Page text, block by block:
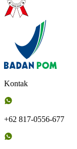
Kontak
+62 817-0556-677